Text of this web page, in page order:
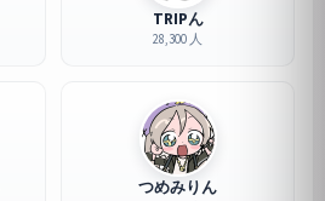
TRIPん
28,300 人
つめみりん